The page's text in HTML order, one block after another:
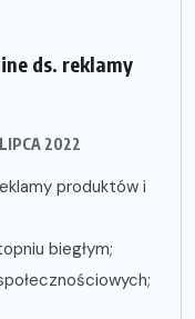
ds. reklamy
2022
produktów i
biegłym;